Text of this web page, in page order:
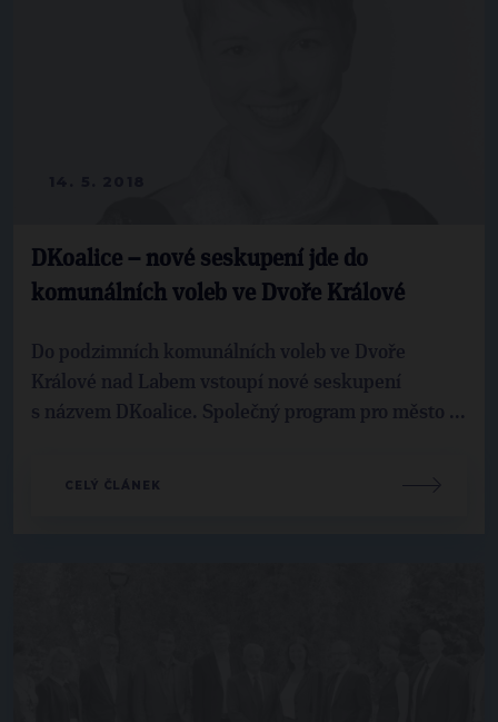
DKoalice – nové seskupení jde do
komunálních voleb ve Dvoře Králové
Do podzimních komunálních voleb ve Dvoře
Králové nad Labem vstoupí nové seskupení
s názvem DKoalice. Společný program pro město ...
CELÝ ČLÁNEK